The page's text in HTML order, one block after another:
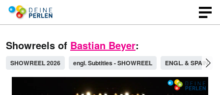
Showreels of Bastian Beyer:
SHOWREEL 2026 engl. Subtitles - SHOWREEL ENGL. & SPAIN